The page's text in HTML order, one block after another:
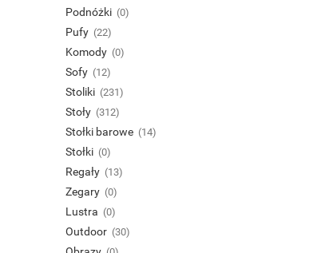
Podnóżki (0)
Pufy (22)
Komody (0)
Sofy (12)
Stoliki (231)
Stoły (312)
Stołki barowe (14)
Stołki (0)
Regały (13)
Zegary (0)
Lustra (0)
Outdoor (30)